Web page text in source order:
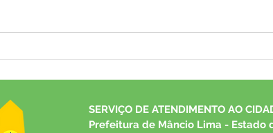
Semana Municipal da
implantação da sede do NUCA
SERVIÇO DE ATENDIMENTO AO
Prefeitura de Mâncio Lima - Estado